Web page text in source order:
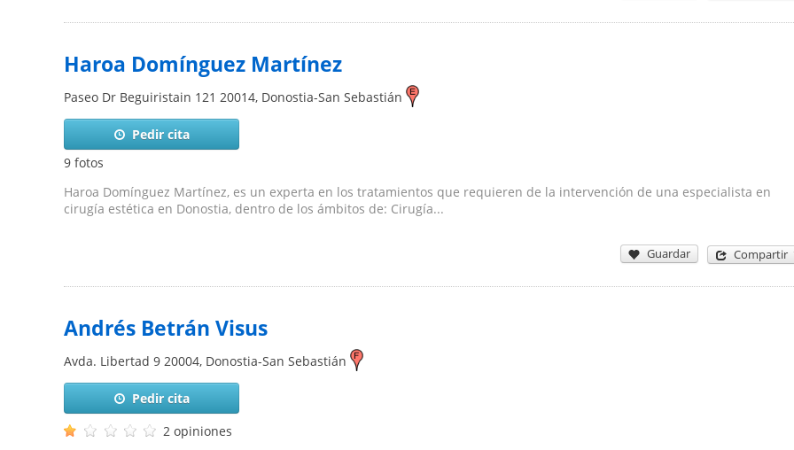
Haroa Domínguez Martínez
Paseo Dr Beguiristain 121 20014, Donostia-San Sebastián
Pedir cita
9 fotos
Haroa Domínguez Martínez, es un experta en los tratamientos que requieren de la intervención de una especialista en
cirugía estética en Donostia, dentro de los ámbitos de: Cirugía...
Guardar Compartir
Andrés Betrán Visus
Avda. Libertad 9 20004, Donostia-San Sebastián
Pedir cita
2 opiniones